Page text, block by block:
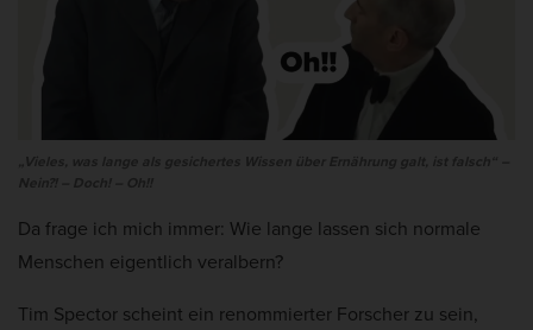
Da frage ich mich immer: Wie lange lassen sich normale
Menschen eigentlich veralbern?
Tim Spector scheint ein renommierter Forscher zu sein,